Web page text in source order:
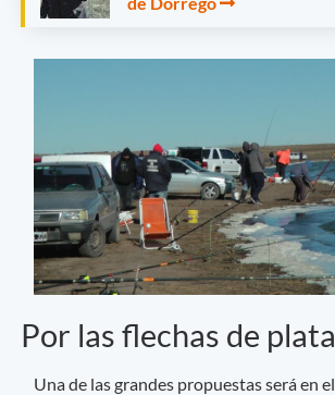
Por las flechas de plata
Una de las grandes propuestas será en el